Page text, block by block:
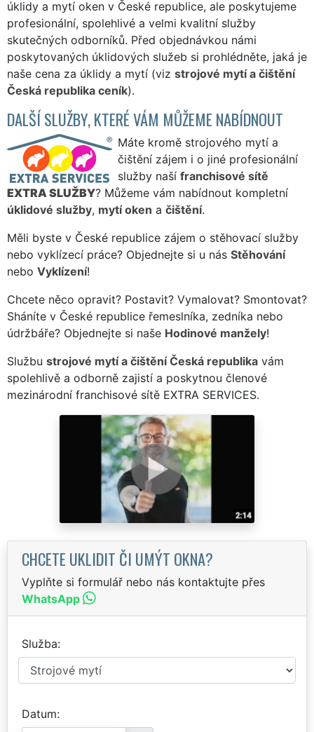
úklidy a mytí oken v České republice, ale poskytujeme
profesionální, spolehlivé a velmi kvalitní služby
skutečných odborníků. Před objednávkou námi
poskytovaných úklidových služeb si prohlédněte, jaká je
naše cena za úklidy a mytí (viz strojové mytí a čištění
Česká republika ceník).
DALŠÍ SLUŽBY, KTERÉ VÁM MŮŽEME NABÍDNOUT
Máte kromě strojového mytí a
čištění zájem i o jiné profesionální
služby naší franchisové sítě
EXTRA SLUŽBY? Můžeme vám nabídnout kompletní
úklidové služby, mytí oken a čištění.
Měli byste v České republice zájem o stěhovací služby
nebo vyklízecí práce? Objednejte si u nás Stěhování
nebo Vyklízení!
Chcete něco opravit? Postavit? Vymalovat? Smontovat?
Sháníte v České republice řemeslníka, zedníka nebo
údržbáře? Objednejte si naše Hodinové manžely!
Službu strojové mytí a čištění Česká republika vám
spolehlivě a odborně zajistí a poskytnou členové
mezinárodní franchisové sítě EXTRA SERVICES.
CHCETE UKLIDIT ČI UMÝT OKNA?
Vyplňte si formulář nebo nás kontaktujte přes
WhatsApp
Služba
Datum